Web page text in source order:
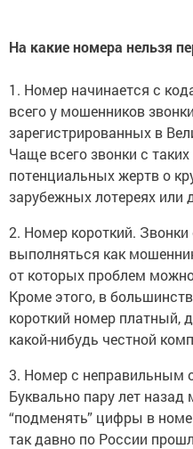
На какие номера нельзя
1. Номер начинается с
всего у мошенников
зарегистрированных в
Чаще всего звонки с
потенциальных жертв о
зарубежных лотереях или
2. Номер короткий.
выполняться как
от которых проблем
Кроме этого, в
короткий номер платный,
какой-нибудь честной
3. Номер с неправильным
Буквально пару лет
“подменять” цифры в
так давно по России